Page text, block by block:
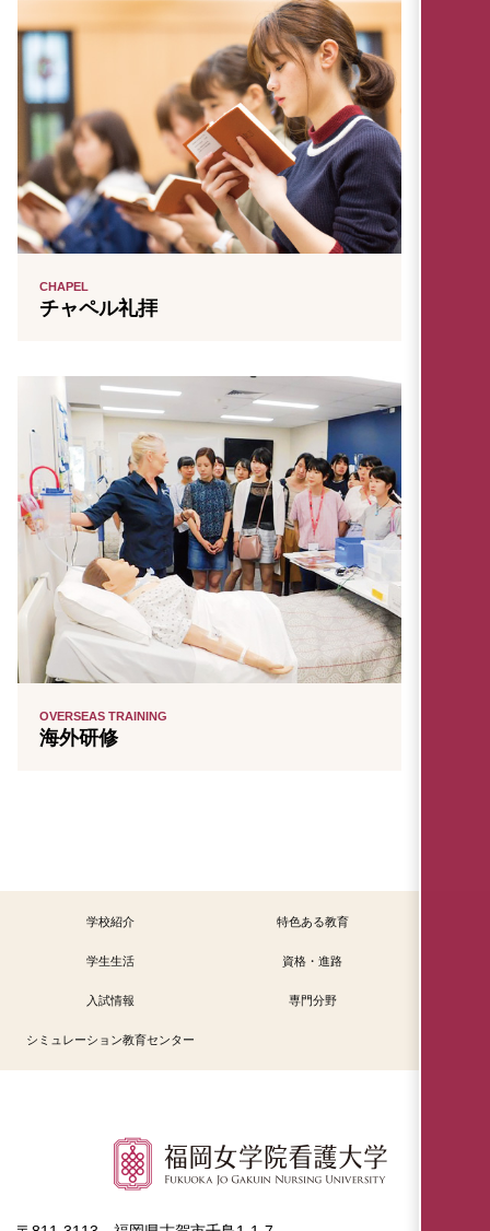
CHAPEL
チャペル礼拝
OVERSEAS TRAINING
海外研修
学校紹介 特色ある教育
学生生活 資格・進路
入試情報 専門分野
シミュレーション教育センター